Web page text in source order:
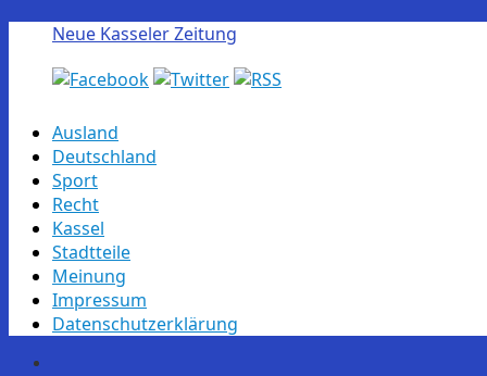
Neue Kasseler Zeitung
Skip
content
Ausland
Deutschland
Sport
Recht
Kassel
Stadtteile
Meinung
Impressum
Datenschutzerklärung